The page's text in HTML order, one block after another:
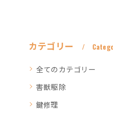
カテゴリー
全てのカテゴリー
害獣駆除
鍵修理